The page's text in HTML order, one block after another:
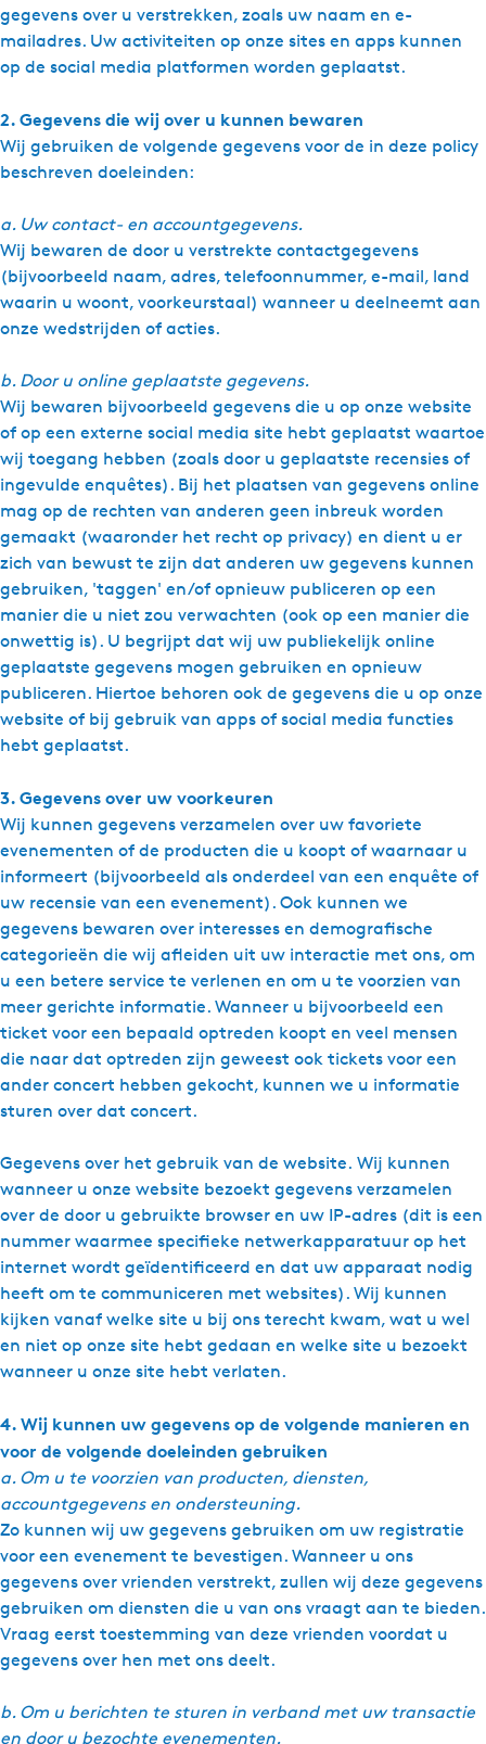
gegevens over u verstrekken, zoals uw naam en e-
mailadres. Uw activiteiten op onze sites en apps kunnen
op de social media platformen worden geplaatst.
2. Gegevens die wij over u kunnen bewaren
Wij gebruiken de volgende gegevens voor de in deze policy
beschreven doeleinden:
a. Uw contact- en accountgegevens.
Wij bewaren de door u verstrekte contactgegevens
(bijvoorbeeld naam, adres, telefoonnummer, e-mail, land
waarin u woont, voorkeurstaal) wanneer u deelneemt aan
onze wedstrijden of acties.
b. Door u online geplaatste gegevens.
Wij bewaren bijvoorbeeld gegevens die u op onze website
of op een externe social media site hebt geplaatst waartoe
wij toegang hebben (zoals door u geplaatste recensies of
ingevulde enquêtes). Bij het plaatsen van gegevens online
mag op de rechten van anderen geen inbreuk worden
gemaakt (waaronder het recht op privacy) en dient u er
zich van bewust te zijn dat anderen uw gegevens kunnen
gebruiken, 'taggen' en/of opnieuw publiceren op een
manier die u niet zou verwachten (ook op een manier die
onwettig is). U begrijpt dat wij uw publiekelijk online
geplaatste gegevens mogen gebruiken en opnieuw
publiceren. Hiertoe behoren ook de gegevens die u op onze
website of bij gebruik van apps of social media functies
hebt geplaatst.
3. Gegevens over uw voorkeuren
Wij kunnen gegevens verzamelen over uw favoriete
evenementen of de producten die u koopt of waarnaar u
informeert (bijvoorbeeld als onderdeel van een enquête of
uw recensie van een evenement). Ook kunnen we
gegevens bewaren over interesses en demograﬁsche
categorieën die wij aﬂeiden uit uw interactie met ons, om
u een betere service te verlenen en om u te voorzien van
meer gerichte informatie. Wanneer u bijvoorbeeld een
ticket voor een bepaald optreden koopt en veel mensen
die naar dat optreden zijn geweest ook tickets voor een
ander concert hebben gekocht, kunnen we u informatie
sturen over dat concert.
Gegevens over het gebruik van de website. Wij kunnen
wanneer u onze website bezoekt gegevens verzamelen
over de door u gebruikte browser en uw IP-adres (dit is een
nummer waarmee speciﬁeke netwerkapparatuur op het
internet wordt geïdentiﬁceerd en dat uw apparaat nodig
heeft om te communiceren met websites). Wij kunnen
kijken vanaf welke site u bij ons terecht kwam, wat u wel
en niet op onze site hebt gedaan en welke site u bezoekt
wanneer u onze site hebt verlaten.
4. Wij kunnen uw gegevens op de volgende manieren en
voor de volgende doeleinden gebruiken
a. Om u te voorzien van producten, diensten,
accountgegevens en ondersteuning.
Zo kunnen wij uw gegevens gebruiken om uw registratie
voor een evenement te bevestigen. Wanneer u ons
gegevens over vrienden verstrekt, zullen wij deze gegevens
gebruiken om diensten die u van ons vraagt aan te bieden.
Vraag eerst toestemming van deze vrienden voordat u
gegevens over hen met ons deelt.
b. Om u berichten te sturen in verband met uw transactie
en door u bezochte evenementen.